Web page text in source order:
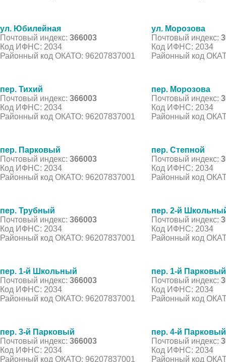
ул. Юбилейная
Почтовый индекс: 366003
Код ИФНС: 2034
Районный код ОКАТО: 96207837001
ул. Морозова
Почтовый индекс:
Код ИФНС: 2034
Районный код
пер. Тихий
Почтовый индекс: 366003
Код ИФНС: 2034
Районный код ОКАТО: 96207837001
пер. Морозова
Почтовый индекс:
Код ИФНС: 2034
Районный код
пер. Парковый
Почтовый индекс: 366003
Код ИФНС: 2034
Районный код ОКАТО: 96207837001
пер. Степной
Почтовый индекс:
Код ИФНС: 2034
Районный код
пер. Трубный
Почтовый индекс: 366003
Код ИФНС: 2034
Районный код ОКАТО: 96207837001
пер. 2-й
Почтовый индекс:
Код ИФНС: 2034
Районный код
пер. 1-й Школьный
Почтовый индекс: 366003
Код ИФНС: 2034
Районный код ОКАТО: 96207837001
пер. 1-й Парковый
Почтовый индекс:
Код ИФНС: 2034
Районный код
пер. 3-й Парковый
Почтовый индекс: 366003
Код ИФНС: 2034
Районный код ОКАТО: 96207837001
пер. 4-й Парковый
Почтовый индекс:
Код ИФНС: 2034
Районный код